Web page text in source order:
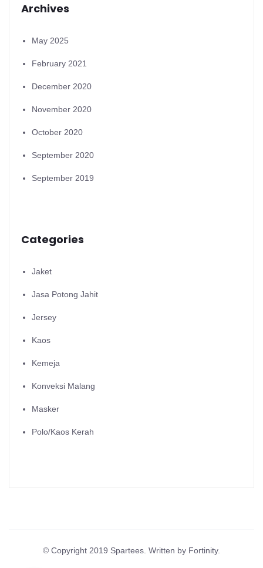
Archives
May 2025
February 2021
December 2020
November 2020
October 2020
September 2020
September 2019
Categories
Jaket
Jasa Potong Jahit
Jersey
Kaos
Kemeja
Konveksi Malang
Masker
Polo/Kaos Kerah
© Copyright 2019 Spartees. Written by Fortinity.